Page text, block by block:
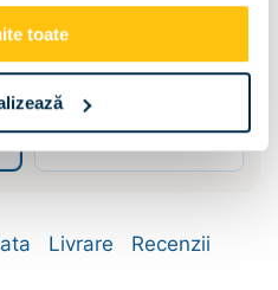
toate
140x200
Livrare Recenzii